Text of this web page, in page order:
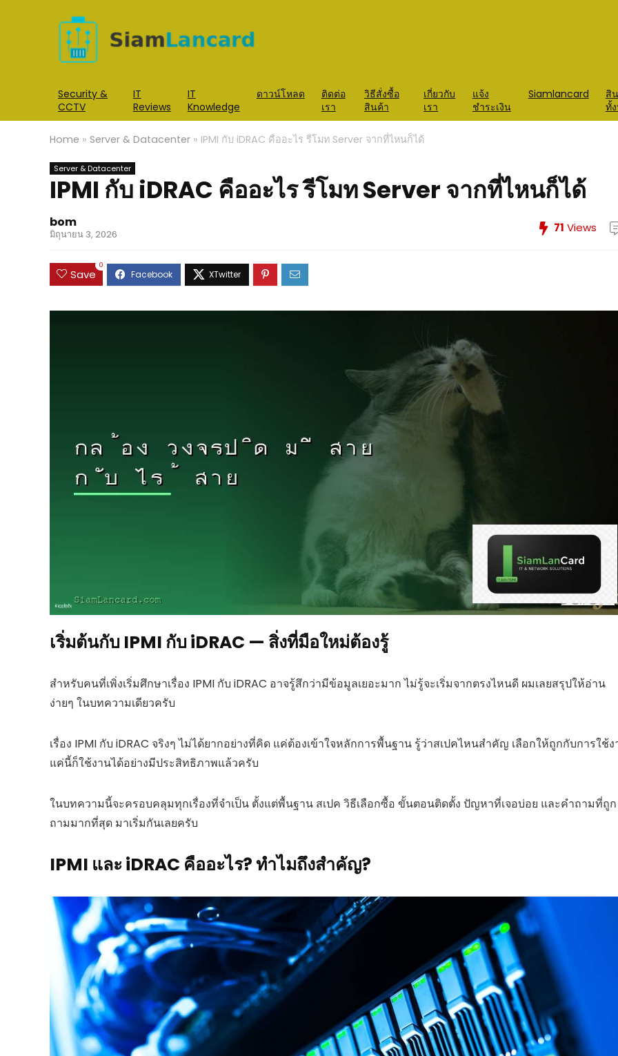
Security &
CCTV
IT
Reviews
IT
Knowledge
ดาวน์โหลด
ติดต่อ
เรา
วิธีสั่งซื้อ
สินค้า
เกี่ยวกับ
เรา
แจ้ง
ชำระเงิน
Siamlancard
สิ
ทั้
Home » Server & Datacenter » IPMI กับ iDRAC คืออะไร รีโมท Server จากที่ไหนก็ได้
Server & Datacenter
IPMI กับ iDRAC คืออะไร รีโมท Server จากที่ไหนก็ได้
bom
มิถุนายน 3, 2026 71 Views
Save
0
เริ่มต้นกับ IPMI กับ iDRAC — สิ่งที่มือใหม่ต้องรู้
สำหรับคนที่เพิ่งเริ่มศึกษาเรื่อง IPMI กับ iDRAC อาจรู้สึกว่ามีข้อมูลเยอะมาก ไม่รู้จะเริ่มจากตรงไหนดี ผมเลยสรุปให้อ่าน
ง่ายๆ ในบทความเดียวครับ
เรื่อง IPMI กับ iDRAC จริงๆ ไม่ได้ยากอย่างที่คิด แค่ต้องเข้าใจหลักการพื้นฐาน รู้ว่าสเปคไหนสำคัญ เลือกให้ถูกกับการใช้
แค่นี้ก็ใช้งานได้อย่างมีประสิทธิภาพแล้วครับ
ในบทความนี้จะครอบคลุมทุกเรื่องที่จำเป็น ตั้งแต่พื้นฐาน สเปค วิธีเลือกซื้อ ขั้นตอนติดตั้ง ปัญหาที่เจอบ่อย และคำถามที่ถูก
ถามมากที่สุด มาเริ่มกันเลยครับ
IPMI และ iDRAC คืออะไร? ทำไมถึงสำคัญ?